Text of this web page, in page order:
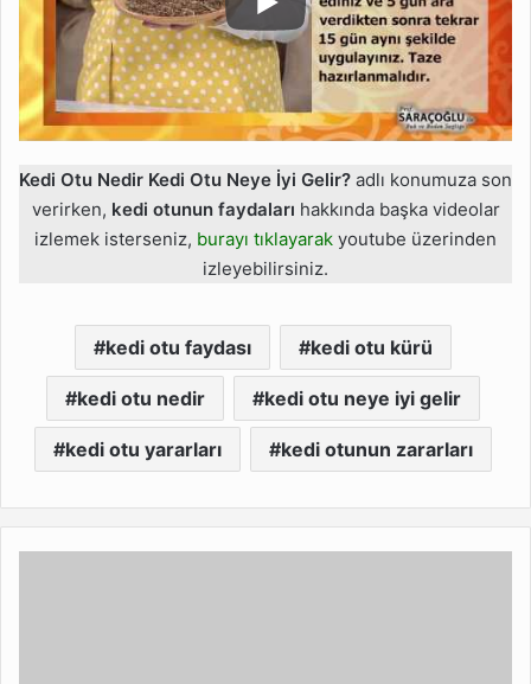
Kedi Otu Nedir Kedi Otu Neye İyi Gelir? adlı konumuza son
verirken, kedi otunun faydaları hakkında başka videolar
izlemek isterseniz, burayı tıklayarak youtube üzerinden
izleyebilirsiniz.
kedi otu faydası kedi otu kürü
kedi otu nedir kedi otu neye iyi gelir
kedi otu yararları kedi otunun zararları